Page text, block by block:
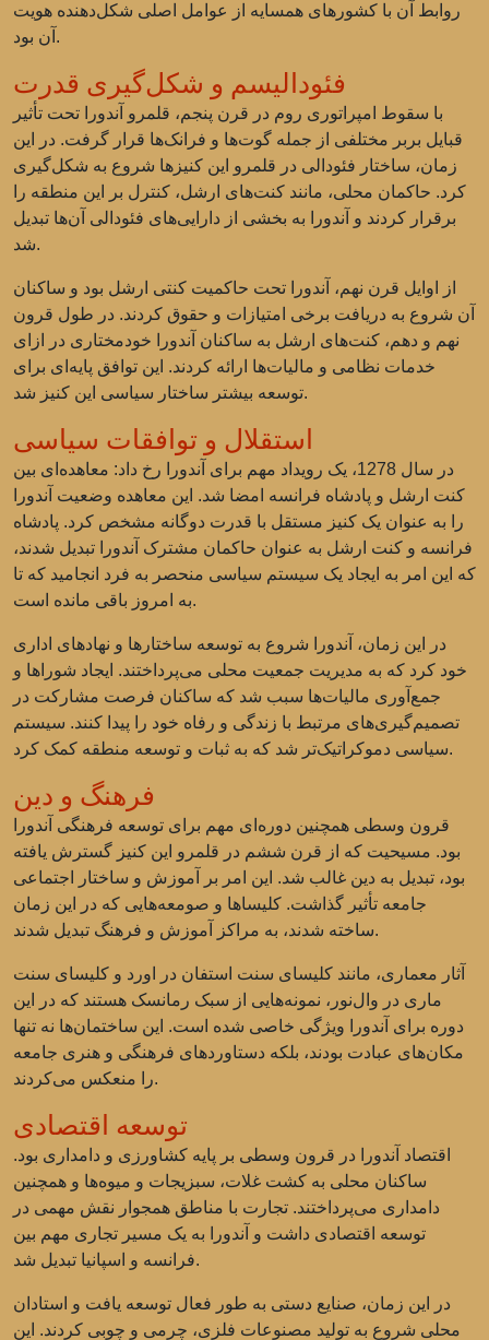
روابط آن با کشورهای همسایه از عوامل اصلی شکل‌دهنده هویت
آن بود.
فئودالیسم و شکل‌گیری قدرت
با سقوط امپراتوری روم در قرن پنجم، قلمرو آندورا تحت تأثیر
قبایل بربر مختلفی از جمله گوت‌ها و فرانک‌ها قرار گرفت. در این
زمان، ساختار فئودالی در قلمرو این کنیزها شروع به شکل‌گیری
کرد. حاکمان محلی، مانند کنت‌های ارشل، کنترل بر این منطقه را
برقرار کردند و آندورا به بخشی از دارایی‌های فئودالی آن‌ها تبدیل
شد.
از اوایل قرن نهم، آندورا تحت حاکمیت کنتی ارشل بود و ساکنان
آن شروع به دریافت برخی امتیازات و حقوق کردند. در طول قرون
نهم و دهم، کنت‌های ارشل به ساکنان آندورا خودمختاری در ازای
خدمات نظامی و مالیات‌ها ارائه کردند. این توافق پایه‌ای برای
توسعه بیشتر ساختار سیاسی این کنیز شد.
استقلال و توافقات سیاسی
در سال 1278، یک رویداد مهم برای آندورا رخ داد: معاهده‌ای بین
کنت ارشل و پادشاه فرانسه امضا شد. این معاهده وضعیت آندورا
را به عنوان یک کنیز مستقل با قدرت دوگانه مشخص کرد. پادشاه
فرانسه و کنت ارشل به عنوان حاکمان مشترک آندورا تبدیل شدند،
که این امر به ایجاد یک سیستم سیاسی منحصر به فرد انجامید که تا
به امروز باقی مانده است.
در این زمان، آندورا شروع به توسعه ساختارها و نهادهای اداری
خود کرد که به مدیریت جمعیت محلی می‌پرداختند. ایجاد شوراها و
جمع‌آوری مالیات‌ها سبب شد که ساکنان فرصت مشارکت در
تصمیم‌گیری‌های مرتبط با زندگی و رفاه خود را پیدا کنند. سیستم
سیاسی دموکراتیک‌تر شد که به ثبات و توسعه منطقه کمک کرد.
فرهنگ و دین
قرون وسطی همچنین دوره‌ای مهم برای توسعه فرهنگی آندورا
بود. مسیحیت که از قرن ششم در قلمرو این کنیز گسترش یافته
بود، تبدیل به دین غالب شد. این امر بر آموزش و ساختار اجتماعی
جامعه تأثیر گذاشت. کلیساها و صومعه‌هایی که در این زمان
ساخته شدند، به مراکز آموزش و فرهنگ تبدیل شدند.
آثار معماری، مانند کلیسای سنت استفان در اورد و کلیسای سنت
ماری در وال‌نور، نمونه‌هایی از سبک رمانسک هستند که در این
دوره برای آندورا ویژگی خاصی شده است. این ساختمان‌ها نه تنها
مکان‌های عبادت بودند، بلکه دستاوردهای فرهنگی و هنری جامعه
را منعکس می‌کردند.
توسعه اقتصادی
اقتصاد آندورا در قرون وسطی بر پایه کشاورزی و دامداری بود.
ساکنان محلی به کشت غلات، سبزیجات و میوه‌ها و همچنین
دامداری می‌پرداختند. تجارت با مناطق همجوار نقش مهمی در
توسعه اقتصادی داشت و آندورا به یک مسیر تجاری مهم بین
فرانسه و اسپانیا تبدیل شد.
در این زمان، صنایع دستی به طور فعال توسعه یافت و استادان
محلی شروع به تولید مصنوعات فلزی، چرمی و چوبی کردند. این